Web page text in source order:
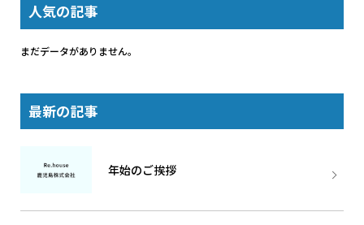
人気の記事
まだデータがありません。
最新の記事
年始のご挨拶